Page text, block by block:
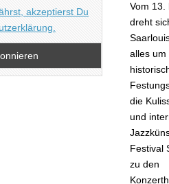
Vom 13.
dreht
alles um
die
und
Festival
zu den
akzeptierst Du